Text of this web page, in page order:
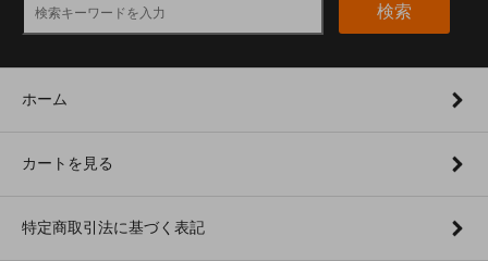
検索
ホーム
カートを見る
特定商取引法に基づく表記